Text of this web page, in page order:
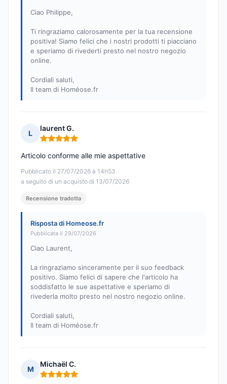
Ciao Philippe,
Ti ringraziamo calorosamente per la tua recensione
positiva! Siamo felici che i nostri prodotti ti piacciano
e speriamo di rivederti presto nel nostro negozio
online.
Cordiali saluti,
Il team di Homéose.fr
L
laurent G.
Nota: 5 su 5
Pubblicato il 27/07/2026 à 14h53
a seguito di un acquisto di 13/07/2026
Articolo conforme alle mie aspettative
Recensione tradotta
Risposta di Homeose.fr
Pubblicata il 29/07/2026
Ciao Laurent,
La ringraziamo sinceramente per il suo feedback
positivo. Siamo felici di sapere che l'articolo ha
soddisfatto le sue aspettative e speriamo di
rivederla molto presto nel nostro negozio online.
Cordiali saluti,
Il team di Homéose.fr
M
Michaël C.
Nota: 5 su 5